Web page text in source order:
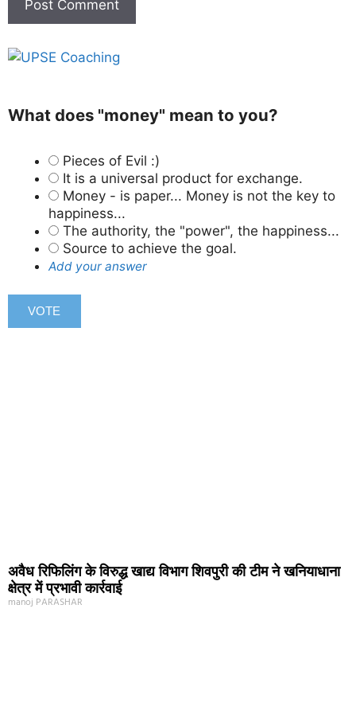
What does "money" mean to you?
Pieces of Evil :)
It is a universal product for exchange.
Money - is paper... Money is not the key to
happiness...
The authority, the "power", the happiness...
Source to achieve the goal.
Add your answer
अवैध रिफिलिंग के विरुद्ध खाद्य विभाग शिवपुरी की टीम ने खनियाधाना
क्षेत्र में प्रभावी कार्रवाई
manoj PARASHAR